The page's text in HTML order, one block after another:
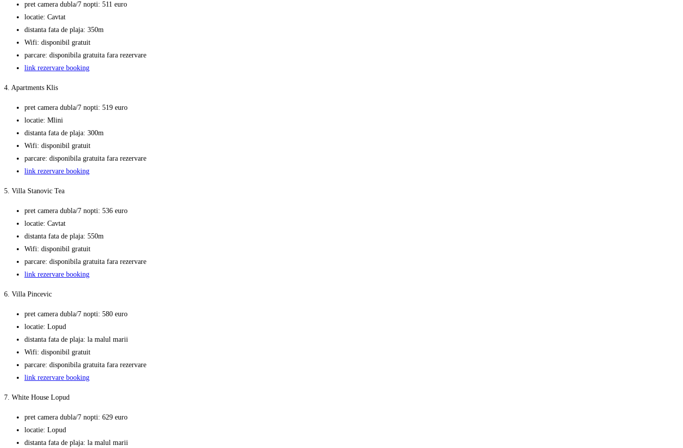
pret camera dubla/7 nopti: 511 euro
locatie: Cavtat
distanta fata de plaja: 350m
Wifi: disponibil gratuit
parcare: disponibila gratuita fara rezervare
link rezervare booking
4. Apartments Klis
pret camera dubla/7 nopti: 519 euro
locatie: Mlini
distanta fata de plaja: 300m
Wifi: disponibil gratuit
parcare: disponibila gratuita fara rezervare
link rezervare booking
5. Villa Stanovic Tea
pret camera dubla/7 nopti: 536 euro
locatie: Cavtat
distanta fata de plaja: 550m
Wifi: disponibil gratuit
parcare: disponibila gratuita fara rezervare
link rezervare booking
6. Villa Pincevic
pret camera dubla/7 nopti: 580 euro
locatie: Lopud
distanta fata de plaja: la malul marii
Wifi: disponibil gratuit
parcare: disponibila gratuita fara rezervare
link rezervare booking
7. White House Lopud
pret camera dubla/7 nopti: 629 euro
locatie: Lopud
distanta fata de plaja: la malul marii